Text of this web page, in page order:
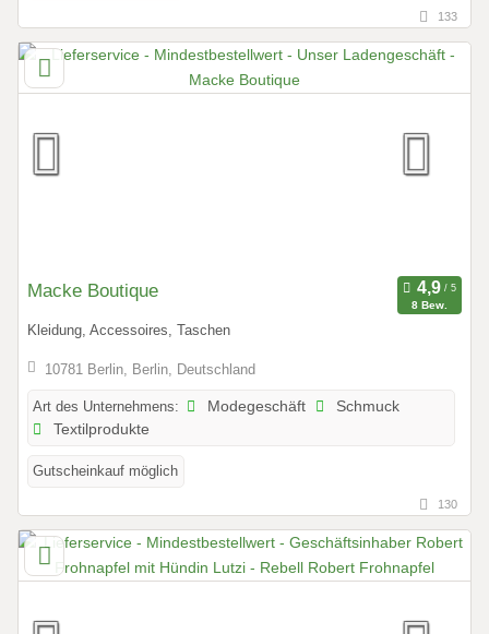
133
Macke Boutique
8 Bew.
Kleidung, Accessoires, Taschen
10781 Berlin, Berlin, Deutschland
Art des Unternehmens: Modegeschäft
Schmuck
Textilprodukte
Gutscheinkauf möglich
130